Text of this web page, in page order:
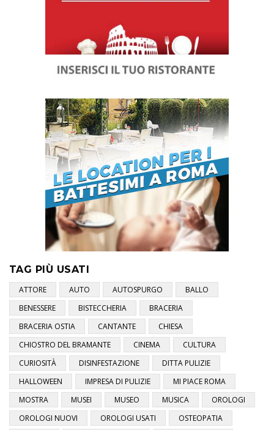
TAG PIÙ USATI
ATTORE AUTO AUTOSPURGO
BALLO
BENESSERE
BISTECCHERIA
BRACERIA
BRACERIA OSTIA
CANTANTE
CHIESA
CHIOSTRO DEL BRAMANTE
CINEMA
CULTURA
CURIOSITÀ
DISINFESTAZIONE
DITTA PULIZIE
HALLOWEEN
IMPRESA DI PULIZIE
MI PIACE ROMA
MOSTRA
MUSEI MUSEO MUSICA
OROLOGI
OROLOGI NUOVI
OROLOGI USATI
OSTEOPATIA